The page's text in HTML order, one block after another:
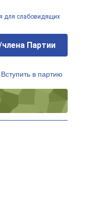
для слабовидящих
Партии
Вступить в партию